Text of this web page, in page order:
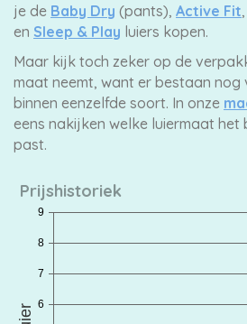
je de Baby Dry (pants), Active Fit,
en Sleep & Play luiers kopen.
Maar kijk toch zeker op de
maat neemt, want er bestaan nog
binnen eenzelfde soort. In onze
eens nakijken welke luiermaat
past.
Prijshistoriek